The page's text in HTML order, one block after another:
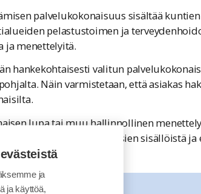
palvelukokonaisuus sisältää
pelastustoimen ja
ja menettelyitä.
hankekohtaisesti valitun
Näin varmistetaan, että asiakas
lupa tai muu hallinnollinen
palvelukokonaisuuksien sisällöistä
ja
ja käyttöä,